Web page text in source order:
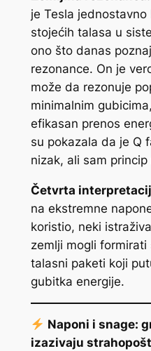
je Tesla
stojećih talasa u
ono što danas
rezonance. On je
može da rezonuje
minimalnim
efikasan prenos
su pokazala da je Q
nizak, ali sam
Četvrta
na ekstremne
koristio, neki
zemlji mogli formirati
talasni paketi koji
gubitka energije.
Naponi i snage:
izazivaju